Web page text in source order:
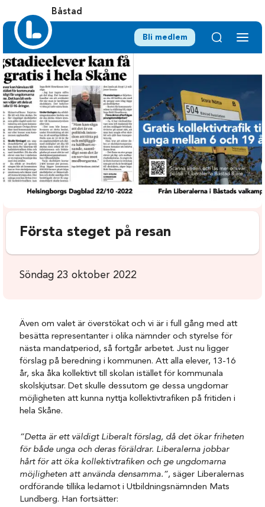
Båstad
Bli medlem
Första steget på resan
Söndag 23 oktober 2022
Även om valet är överstökat och vi är i full gång med att
besätta representanter i olika nämnder och styrelse för
nästa mandatperiod, så fortgår arbetet. Just nu ligger
förslag på beredning i kommunen. Att alla elever, 13-16
år, ska åka kollektivt till skolan istället för kommunala
skolskjutsar. Det skulle dessutom ge dessa ungdomar
möjligheten att kunna nyttja kollektivtrafiken på fritiden i
hela Skåne.
”Detta är ett väldigt Liberalt förslag, då det ökar friheten
för både unga och deras föräldrar. Liberalerna jobbar
hårt för att öka kollektivtrafiken och ge ungdomarna
möjligheten att använda densamma.”, säger Liberalernas
ordförande tillika ledamot i Utbildningsnämnden Mats
Lundberg. Han fortsätter: